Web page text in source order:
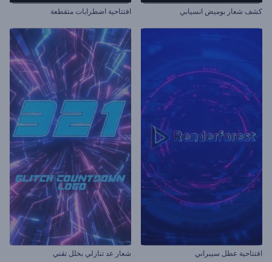
كشف شعار بوميض انسيابي افتتاحية اضطرابات متقطعة
افتتاحية عطل سيبراني شعار عد تنازلي بخلل تقني